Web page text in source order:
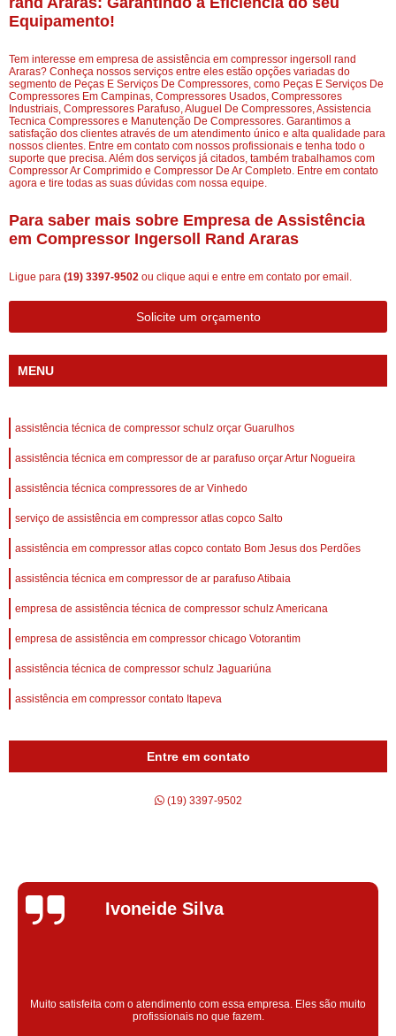
Equipamento!
Tem interesse em empresa de assistência em compressor ingersoll rand
Araras? Conheça nossos serviços entre eles estão opções variadas do
segmento de Peças E Serviços De Compressores, como Peças E Serviços De
Compressores Em Campinas, Compressores Usados, Compressores
Industriais, Compressores Parafuso, Aluguel De Compressores, Assistencia
Tecnica Compressores e Manutenção De Compressores. Garantimos a
satisfação dos clientes através de um atendimento único e alta qualidade para
nossos clientes. Entre em contato com nossos profissionais e tenha todo o
suporte que precisa. Além dos serviços já citados, também trabalhamos com
Compressor Ar Comprimido e Compressor De Ar Completo. Entre em contato
agora e tire todas as suas dúvidas com nossa equipe.
Para saber mais sobre Empresa de Assistência
em Compressor Ingersoll Rand Araras
Ligue para (19) 3397-9502 ou clique aqui e entre em contato por email.
Solicite um orçamento
MENU
assistência técnica de compressor schulz orçar Guarulhos
assistência técnica em compressor de ar parafuso orçar Artur Nogueira
assistência técnica compressores de ar Vinhedo
serviço de assistência em compressor atlas copco Salto
assistência em compressor atlas copco contato Bom Jesus dos Perdões
assistência técnica em compressor de ar parafuso Atibaia
empresa de assistência técnica de compressor schulz Americana
empresa de assistência em compressor chicago Votorantim
assistência técnica de compressor schulz Jaguariúna
assistência em compressor contato Itapeva
Entre em contato
(19) 3397-9502
Silvana Alves
Super satisfeita com o serviço prestado, atendimento muito bom!
colaoradores educado e transparente, destaque para o colaborador
Claudinei excelente profissional!